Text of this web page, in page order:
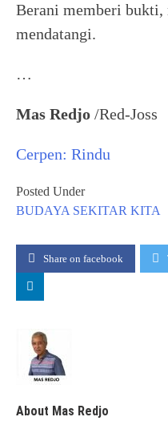
Berani memberi bukti,
mendatangi.
…
Mas Redjo /Red-Joss
Cerpen: Rindu
Posted Under
BUDAYA SEKITAR KITA
Share on facebook
About Mas Redjo